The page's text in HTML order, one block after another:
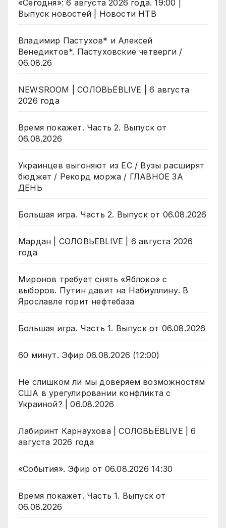
«Сегодня»: 6 августа 2026 года. 19:00 |
Выпуск новостей | Новости НТВ
Владимир Пастухов* и Алексей
Венедиктов*. Пастуховские четверги /
06.08.26
NEWSROOM | СОЛОВЬЁВLIVE | 6 августа
2026 года
Время покажет. Часть 2. Выпуск от
06.08.2026
Украинцев выгоняют из ЕС / Вузы расширят
бюджет / Рекорд моржа / ГЛАВНОЕ ЗА
ДЕНЬ
Большая игра. Часть 2. Выпуск от 06.08.2026
Мардан | СОЛОВЬЁВLIVE | 6 августа 2026
года
Миронов требует снять «Яблоко» с
выборов. Путин давит на Набиуллину. В
Ярославле горит нефтебаза
Большая игра. Часть 1. Выпуск от 06.08.2026
60 минут. Эфир 06.08.2026 (12:00)
Не слишком ли мы доверяем возможностям
США в урегулировании конфликта с
Украиной? | 06.08.2026
Лабиринт Карнаухова | СОЛОВЬЁВLIVE | 6
августа 2026 года
«События». Эфир от 06.08.2026 14:30
Время покажет. Часть 1. Выпуск от
06.08.2026